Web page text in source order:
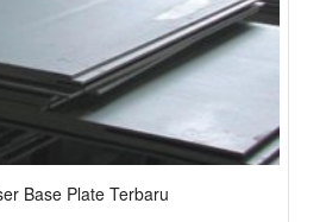
Base Plate Terbaru